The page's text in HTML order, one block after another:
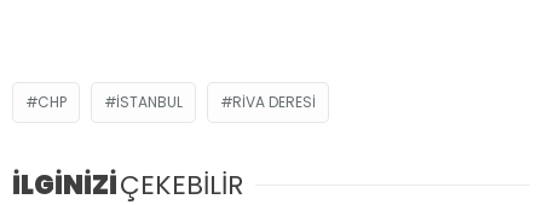
CHP İSTANBUL RIVA DERESI
İLGİNİZİÇEKEBİLİR